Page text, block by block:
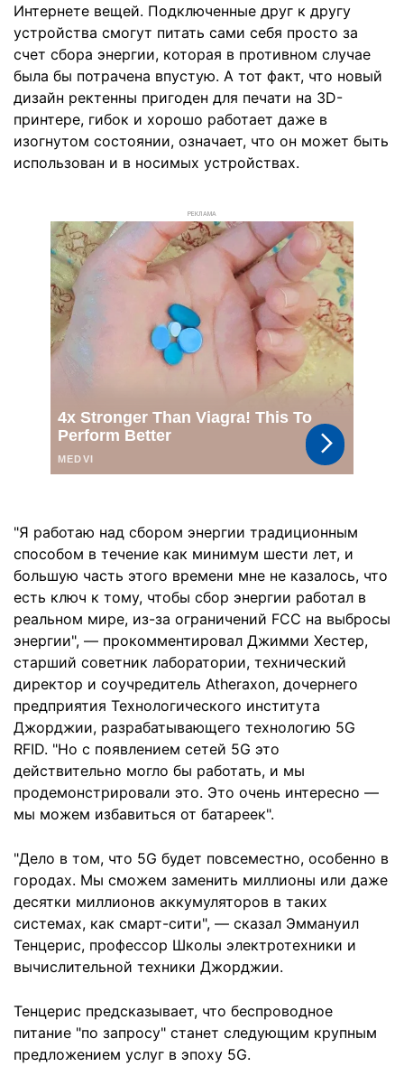
Интернете вещей. Подключенные друг к другу
устройства смогут питать сами себя просто за
счет сбора энергии, которая в противном случае
была бы потрачена впустую. А тот факт, что новый
дизайн ректенны пригоден для печати на 3D-
принтере, гибок и хорошо работает даже в
изогнутом состоянии, означает, что он может быть
использован и в носимых устройствах.
РЕКЛАМА
"Я работаю над сбором энергии традиционным
способом в течение как минимум шести лет, и
большую часть этого времени мне не казалось, что
есть ключ к тому, чтобы сбор энергии работал в
реальном мире, из-за ограничений FCC на выбросы
энергии", — прокомментировал Джимми Хестер,
старший советник лаборатории, технический
директор и соучредитель Atheraxon, дочернего
предприятия Технологического института
Джорджии, разрабатывающего технологию 5G
RFID. "Но с появлением сетей 5G это
действительно могло бы работать, и мы
продемонстрировали это. Это очень интересно —
мы можем избавиться от батареек".
"Дело в том, что 5G будет повсеместно, особенно в
городах. Мы сможем заменить миллионы или даже
десятки миллионов аккумуляторов в таких
системах, как смарт-сити", — сказал Эммануил
Тенцерис, профессор Школы электротехники и
вычислительной техники Джорджии.
Тенцерис предсказывает, что беспроводное
питание "по запросу" станет следующим крупным
предложением услуг в эпоху 5G.